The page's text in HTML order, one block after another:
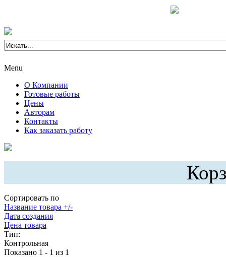
Menu
О Компании
Готовые работы
Цены
Авторам
Контакты
Как заказать работу
Сортировать по
Название товара +/-
Дата создания
Цена товара
Тип:
Контрольная
Показано 1 - 1 из 1